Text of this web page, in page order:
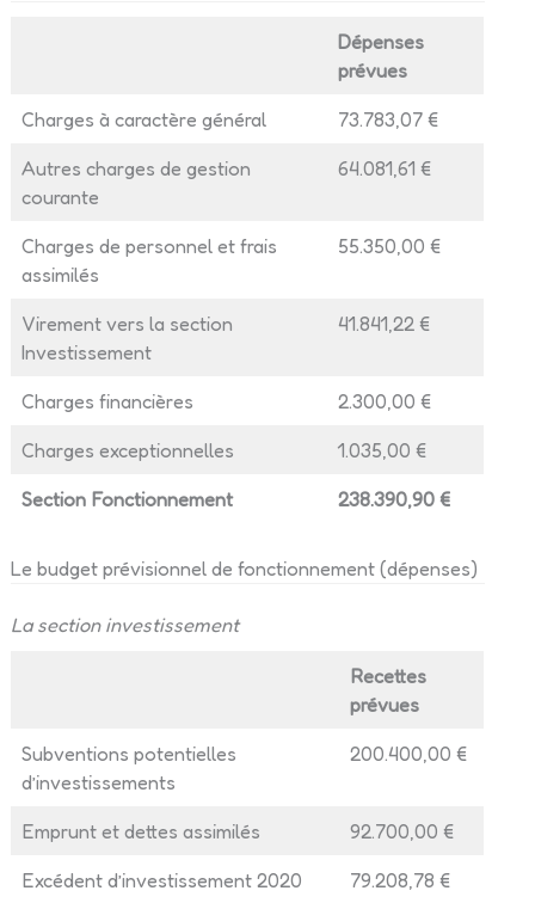
Dépenses
prévues
Charges à caractère général 73.783,07 €
Autres charges de gestion
courante
64.081,61 €
Charges de personnel et frais
assimilés
55.350,00 €
Virement vers la section
Investissement
41.841,22 €
Charges financières 2.300,00 €
Charges exceptionnelles 1.035,00 €
Section Fonctionnement 238.390,90 €
Le budget prévisionnel de fonctionnement (dépenses)
La section investissement
Recettes
prévues
Subventions potentielles
d’investissements
200.400,00 €
Emprunt et dettes assimilés 92.700,00 €
Excédent d’investissement 2020 79.208,78 €